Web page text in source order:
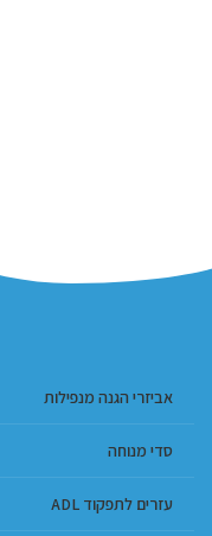
אביזרי הגנה מנפילות
סדי מנוחה
עזרים לתפקוד ADL